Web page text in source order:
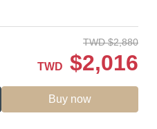
TWD $2,880
TWD $2,016
Buy now